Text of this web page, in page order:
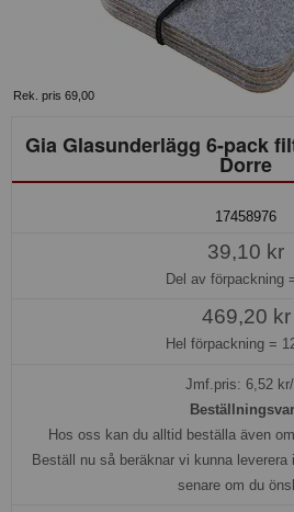
Rek. pris 69,00
Gia Glasunderlägg 6-pack
Dorre
17458976
39,10 kr
Del av förpackning
469,20 kr
Hel förpackning =
Jmf.pris: 6,52
Hos oss kan du alltid beställa även
Beställ nu så beräknar vi kunna leverera
senare om du